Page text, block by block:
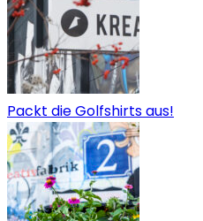
Packt die Golfshirts aus!